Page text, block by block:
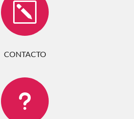
k
CONTACTO
u